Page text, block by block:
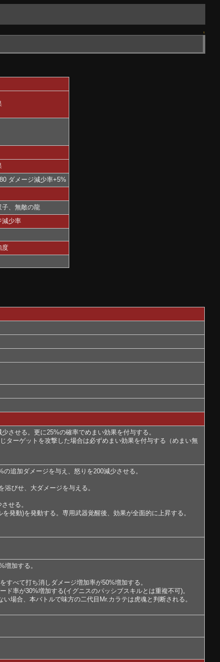
↑
ダメージ減少率+5%
子、無敵の龍
減少率
度
させる。更に25%の確率でめまい効果を付与する。
ターゲットを攻撃した場合は必ずめまい効果を付与する（めまい無
追加ダメージを与え、怒りを200減少させる。
びせ、大ダメージを与える。
せる。
発動)を発動する。専用武器覚醒後、効果が全面的に上昇する。
増加する。
すべて打ち消しダメージ増加率が50%増加する。
ド率が30%増加する(イグニスのパッシブスキルとは重複不可)。
場合、本バトルで味方の二代目Mr.カラテは虎魂と判断される。